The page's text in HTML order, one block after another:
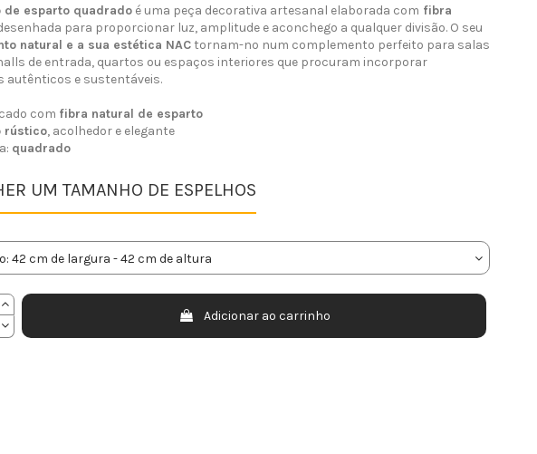
de esparto quadrado é uma peça decorativa artesanal elaborada com fibra
para proporcionar luz, amplitude e aconchego a qualquer divisão. O seu
natural e a sua estética NACtornam-no num complemento perfeito para salas
de entrada, quartos ou espaços interiores que procuram incorporar
autênticos e sustentáveis.
com fibra natural de esparto
rústico, acolhedor e elegante
quadrado
UM TAMANHO DE ESPELHOS
Adicionar ao carrinho